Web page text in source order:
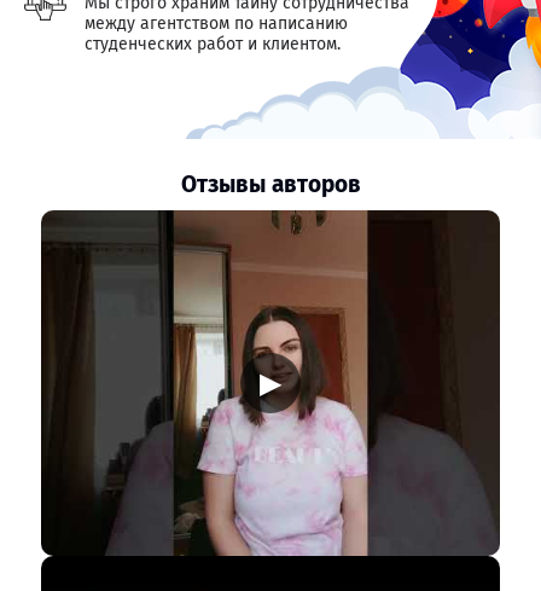
между агентством по написанию
студенческих работ и клиентом.
Отзывы авторов
▶